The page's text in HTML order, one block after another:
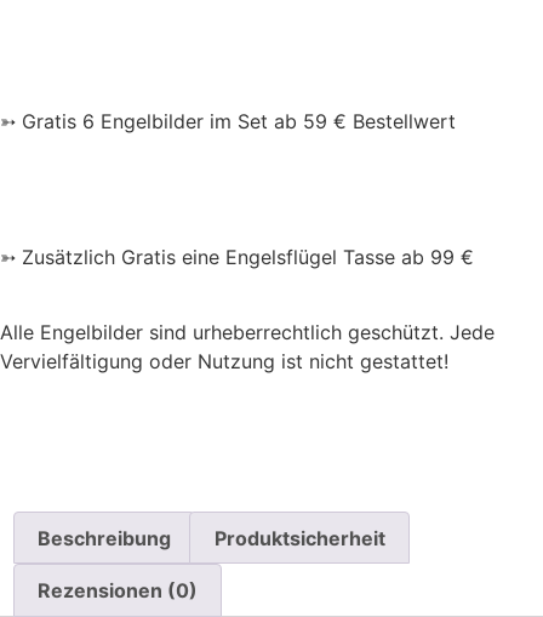
➳ Gratis 6 Engelbilder im Set ab 59 € Bestellwert
➳ Zusätzlich Gratis eine Engelsflügel Tasse ab 99 €
Alle Engelbilder sind urheberrechtlich geschützt. Jede
Vervielfältigung oder Nutzung ist nicht gestattet!
Beschreibung Produktsicherheit
Rezensionen (0)